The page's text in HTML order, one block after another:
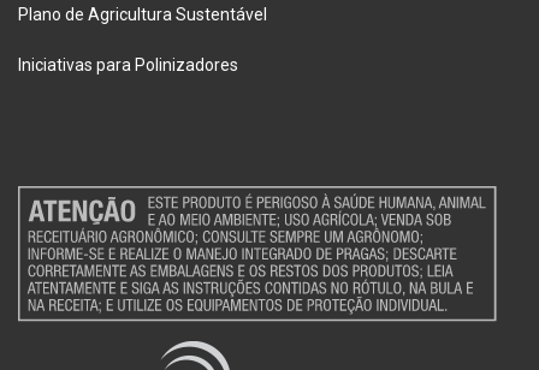
Plano de Agricultura Sustentável
Iniciativas para Polinizadores